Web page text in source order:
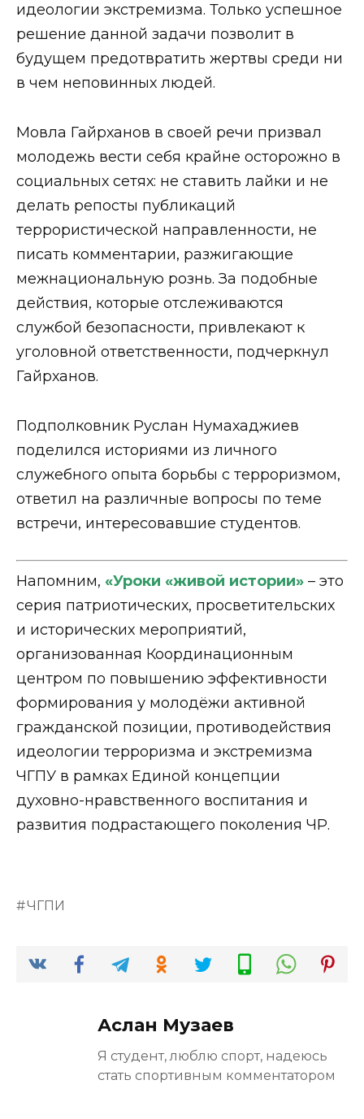
идеологии экстремизма. Только успешное
решение данной задачи позволит в
будущем предотвратить жертвы среди ни
в чем неповинных людей.
Мовла Гайрханов в своей речи призвал
молодежь вести себя крайне осторожно в
социальных сетях: не ставить лайки и не
делать репосты публикаций
террористической направленности, не
писать комментарии, разжигающие
межнациональную рознь. За подобные
действия, которые отслеживаются
службой безопасности, привлекают к
уголовной ответственности, подчеркнул
Гайрханов.
Подполковник Руслан Нумахаджиев
поделился историями из личного
служебного опыта борьбы с терроризмом,
ответил на различные вопросы по теме
встречи, интересовавшие студентов.
Напомним, «Уроки «живой истории» – это
серия патриотических, просветительских
и исторических мероприятий,
организованная Координационным
центром по повышению эффективности
формирования у молодёжи активной
гражданской позиции, противодействия
идеологии терроризма и экстремизма
ЧГПУ в рамках Единой концепции
духовно-нравственного воспитания и
развития подрастающего поколения ЧР.
ЧГПИ
Аслан Музаев
Я студент, люблю спорт, надеюсь
стать спортивным комментатором